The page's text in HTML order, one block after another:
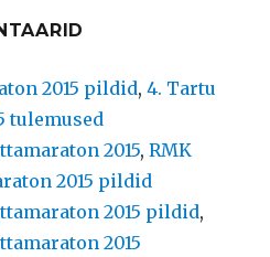
2015 pildid,4. Tartu
tulemused
2015,RMK
2015 pildid
2015 pildid,
2015